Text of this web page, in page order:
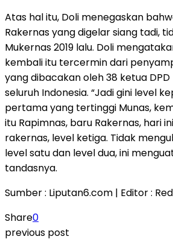
Atas hal itu, Doli menegaskan
Rakernas yang digelar siang tadi,
Mukernas 2019 lalu. Doli
kembali itu tercermin dari
yang dibacakan oleh 38 ketua
seluruh Indonesia. “Jadi gini level
pertama yang tertinggi Munas,
itu Rapimnas, baru Rakernas, hari
rakernas, level ketiga. Tidak
level satu dan level dua, ini
tandasnya.
Sumber : Liputan6.com | Editor :
Share0
previous post